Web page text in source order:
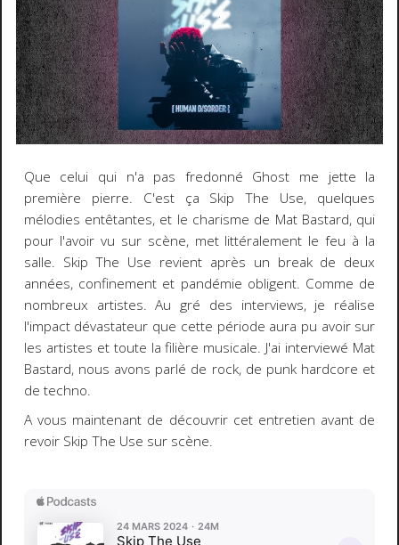
Que celui qui n'a pas fredonné Ghost me jette la
première pierre. C'est ça Skip The Use, quelques
mélodies entêtantes, et le charisme de Mat Bastard, qui
pour l'avoir vu sur scène, met littéralement le feu à la
salle. Skip The Use revient après un break de deux
années, confinement et pandémie obligent. Comme de
nombreux artistes. Au gré des interviews, je réalise
l'impact dévastateur que cette période aura pu avoir sur
les artistes et toute la filière musicale. J'ai interviewé Mat
Bastard, nous avons parlé de rock, de punk hardcore et
de techno.
A vous maintenant de découvrir cet entretien avant de
revoir Skip The Use sur scène.